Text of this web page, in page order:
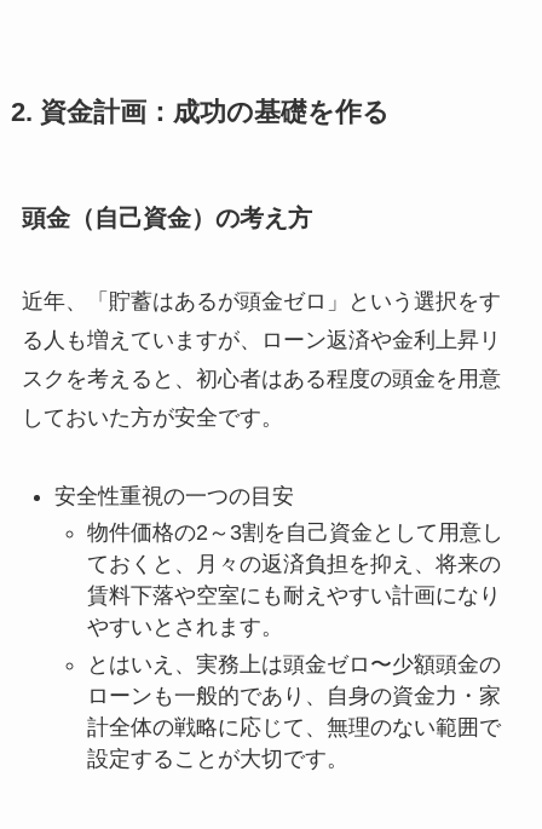
2. 資金計画：成功の基礎を作る
頭金（自己資金）の考え方
近年、「貯蓄はあるが頭金ゼロ」という選択をす
る人も増えていますが、ローン返済や金利上昇リ
スクを考えると、初心者はある程度の頭金を用意
しておいた方が安全です。
安全性重視の一つの目安
物件価格の2～3割を自己資金として用意し
ておくと、月々の返済負担を抑え、将来の
賃料下落や空室にも耐えやすい計画になり
やすいとされます。
とはいえ、実務上は頭金ゼロ〜少額頭金の
ローンも一般的であり、自身の資金力・家
計全体の戦略に応じて、無理のない範囲で
設定することが大切です。